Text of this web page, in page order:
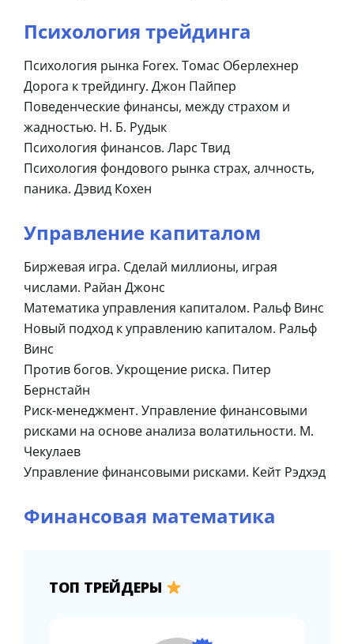
Психология трейдинга
Психология рынка Forex. Томас Оберлехнер
Дорога к трейдингу. Джон Пайпер
Поведенческие финансы, между страхом и
жадностью. Н. Б. Рудык
Психология финансов. Ларс Твид
Психология фондового рынка страх, алчность,
паника. Дэвид Кохен
Управление капиталом
Биржевая игра. Сделай миллионы, играя
числами. Райан Джонс
Математика управления капиталом. Ральф Винс
Новый подход к управлению капиталом. Ральф
Винс
Против богов. Укрощение риска. Питер
Бернстайн
Риск-менеджмент. Управление финансовыми
рисками на основе анализа волатильности. М.
Чекулаев
Управление финансовыми рисками. Кейт Рэдхэд
Финансовая математика
ТОП ТРЕЙДЕРЫ